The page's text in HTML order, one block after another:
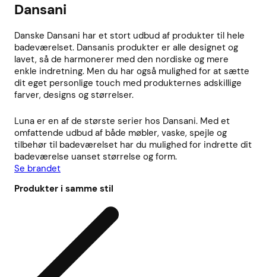
Dansani
Danske Dansani har et stort udbud af produkter til hele
badeværelset. Dansanis produkter er alle designet og
lavet, så de harmonerer med den nordiske og mere
enkle indretning. Men du har også mulighed for at sætte
dit eget personlige touch med produkternes adskillige
farver, designs og størrelser.
Luna er en af de største serier hos Dansani. Med et
omfattende udbud af både møbler, vaske, spejle og
tilbehør til badeværelset har du mulighed for indrette dit
badeværelse uanset størrelse og form.
Se brandet
Produkter i samme stil